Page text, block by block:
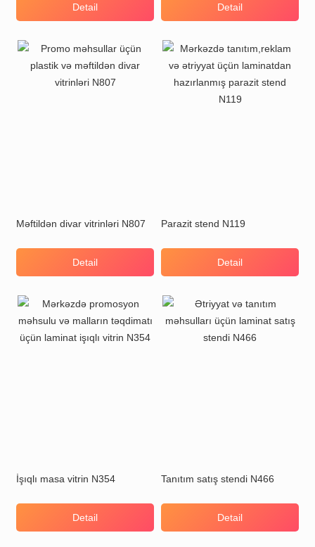
Detail Detail
Məftildən divar vitrinləri N807
Detail
Parazit stend N119
Detail
İşıqlı masa vitrin N354
Detail
Tanıtım satış stendi N466
Detail